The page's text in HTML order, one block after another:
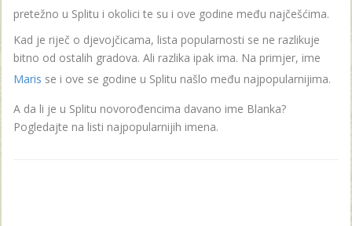
pretežno u Splitu i okolici te su i ove godine među najčešćima.
Kad je riječ o djevojčicama, lista popularnosti se ne razlikuje
bitno od ostalih gradova. Ali razlika ipak ima. Na primjer, ime
Maris se i ove se godine u Splitu našlo među najpopularnijima.
A da li je u Splitu novorođencima davano ime Blanka?
Pogledajte na listi najpopularnijih imena.